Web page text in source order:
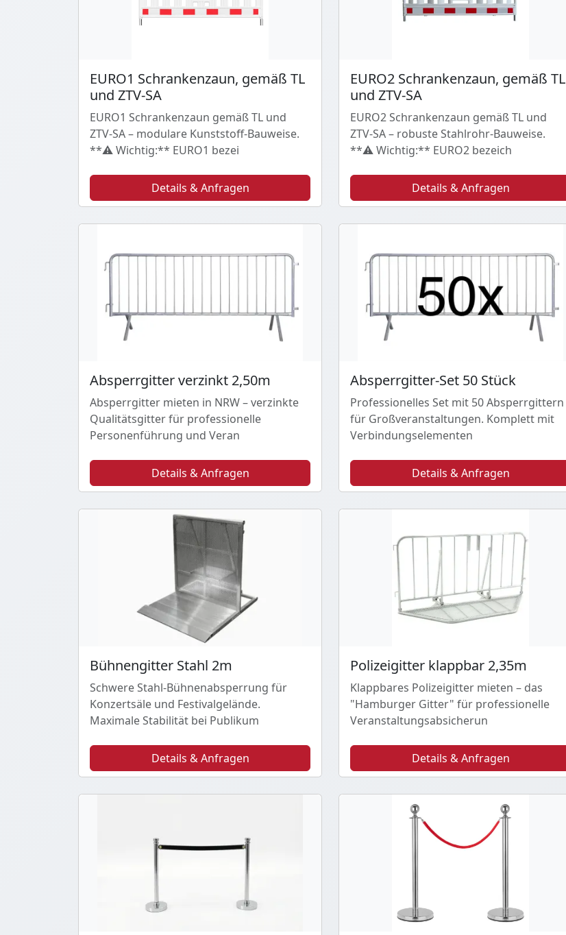
EURO1 Schrankenzaun, gemäß TL
und ZTV-SA
EURO1 Schrankenzaun gemäß TL und
ZTV-SA – modulare Kunststoff-Bauweise.
**⚠️ Wichtig:** EURO1 bezei
Details & Anfragen
EURO2 Schrankenzaun, gemäß TL
und ZTV-SA
EURO2 Schrankenzaun gemäß TL und
ZTV-SA – robuste Stahlrohr-Bauweise.
**⚠️ Wichtig:** EURO2 bezeich
Details & Anfragen
Absperrgitter verzinkt 2,50m
Absperrgitter mieten in NRW – verzinkte
Qualitätsgitter für professionelle
Personenführung und Veran
Details & Anfragen
Absperrgitter-Set 50 Stück
Professionelles Set mit 50 Absperrgittern
für Großveranstaltungen. Komplett mit
Verbindungselementen
Details & Anfragen
Bühnengitter Stahl 2m
Schwere Stahl-Bühnenabsperrung für
Konzertsäle und Festivalgelände.
Maximale Stabilität bei Publikum
Details & Anfragen
Polizeigitter klappbar 2,35m
Klappbares Polizeigitter mieten – das
"Hamburger Gitter" für professionelle
Veranstaltungsabsicherun
Details & Anfragen